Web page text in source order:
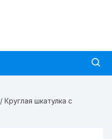
/ Круглая шкатулка с